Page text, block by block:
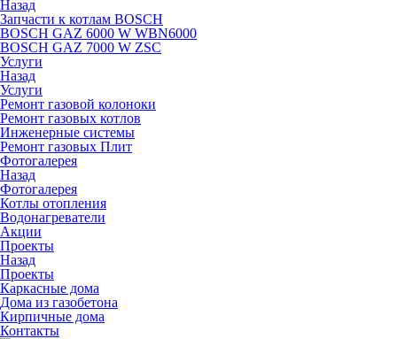
Назад
Запчасти к котлам BOSCH
BOSCH GAZ 6000 W WBN6000
BOSCH GAZ 7000 W ZSC
Услуги
Назад
Услуги
Ремонт газовой колоноки
Ремонт газовых котлов
Инженерные системы
Ремонт газовых Плит
Фотогалерея
Назад
Фотогалерея
Котлы отопления
Водонагреватели
Акции
Проекты
Назад
Проекты
Каркасные дома
Дома из газобетона
Кирпичные дома
Контакты